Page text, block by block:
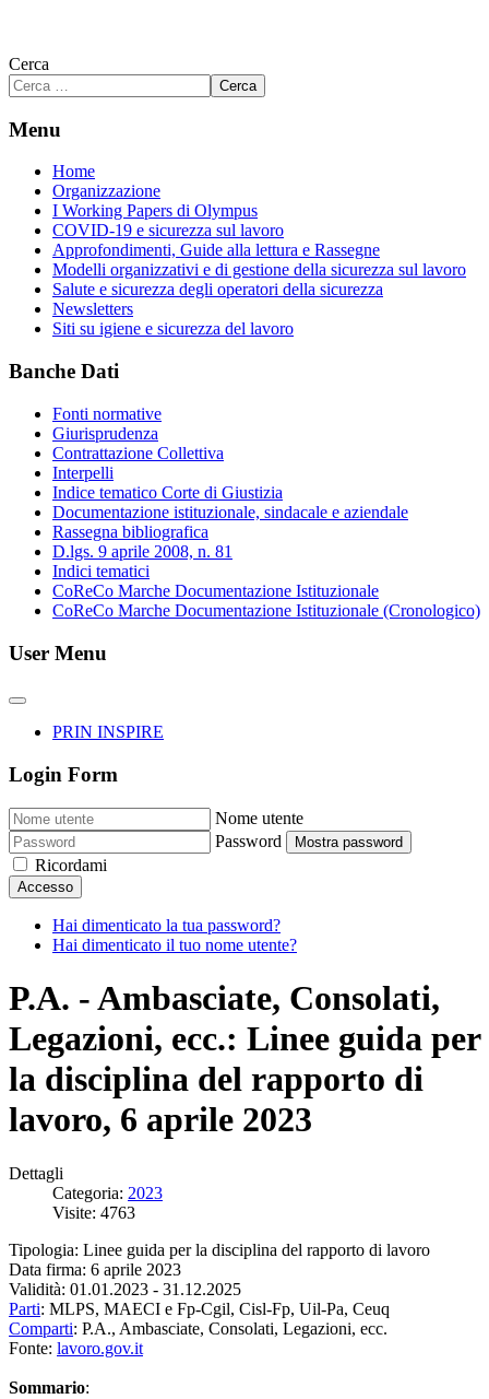
Cerca
Cerca
Menu
Home
Organizzazione
I Working Papers di Olympus
COVID-19 e sicurezza sul lavoro
Approfondimenti, Guide alla lettura e Rassegne
Modelli organizzativi e di gestione della sicurezza sul lavoro
Salute e sicurezza degli operatori della sicurezza
Newsletters
Siti su igiene e sicurezza del lavoro
Banche Dati
Fonti normative
Giurisprudenza
Contrattazione Collettiva
Interpelli
Indice tematico Corte di Giustizia
Documentazione istituzionale, sindacale e aziendale
Rassegna bibliografica
D.lgs. 9 aprile 2008, n. 81
Indici tematici
CoReCo Marche Documentazione Istituzionale
CoReCo Marche Documentazione Istituzionale (Cronologico)
User Menu
PRIN INSPIRE
Login Form
Nome utente
Password
Mostra password
Ricordami
Accesso
Hai dimenticato la tua password?
Hai dimenticato il tuo nome utente?
P.A. - Ambasciate, Consolati,
Legazioni, ecc.: Linee guida per
la disciplina del rapporto di
lavoro, 6 aprile 2023
Dettagli
Categoria: 2023
Visite: 4763
Tipologia: Linee guida per la disciplina del rapporto di lavoro
Data firma: 6 aprile 2023
Validità: 01.01.2023 - 31.12.2025
Parti: MLPS, MAECI e Fp-Cgil, Cisl-Fp, Uil-Pa, Ceuq
Comparti: P.A., Ambasciate, Consolati, Legazioni, ecc.
Fonte: lavoro.gov.it
Sommario: